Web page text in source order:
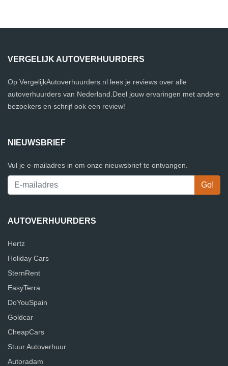
VERGELIJK AUTOVERHUURDERS
Op VergelijkAutoverhuurders.nl lees je reviews over alle
autoverhuurders van Nederland.Deel jouw ervaringen met andere
bezoekers en schrijf ook een review!
NIEUWSBRIEF
Vul je e-mailadres in om onze nieuwsbrief te ontvangen.
AUTOVERHUURDERS
Hertz
Holiday Cars
SternRent
EasyTerra
DoYouSpain
Goldcar
CheapCars
Stuur Autoverhuur
Autoradam